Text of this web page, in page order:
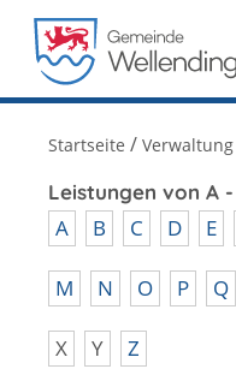
Startseite / Verwaltung
Leistungen von A
A B C D E
M N O P Q
X Y Z